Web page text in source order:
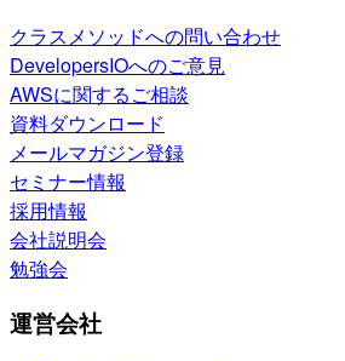
クラスメソッドへの問い合わせ
DevelopersIOへのご意見
AWSに関するご相談
資料ダウンロード
メールマガジン登録
セミナー情報
採用情報
会社説明会
勉強会
運営会社